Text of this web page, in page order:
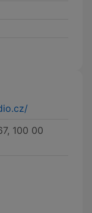
100 00